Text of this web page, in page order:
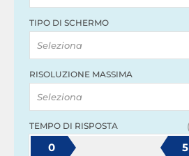
TIPO DI SCHERMO
Seleziona
RISOLUZIONE MASSIMA
Seleziona
TEMPO DI RISPOSTA
0 5